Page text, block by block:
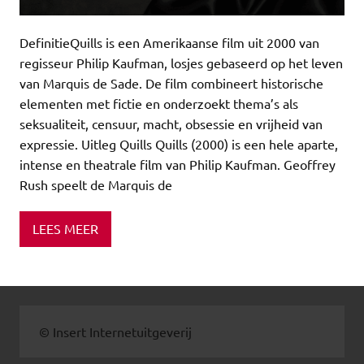
DefinitieQuills is een Amerikaanse film uit 2000 van
regisseur Philip Kaufman, losjes gebaseerd op het leven
van Marquis de Sade. De film combineert historische
elementen met fictie en onderzoekt thema’s als
seksualiteit, censuur, macht, obsessie en vrijheid van
expressie. Uitleg Quills Quills (2000) is een hele aparte,
intense en theatrale film van Philip Kaufman. Geoffrey
Rush speelt de Marquis de
LEES MEER
© Insert Internetuitgeverij